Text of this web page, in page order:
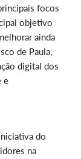
focos
objetivo
ainda
de Paula,
digital dos
e
do
na